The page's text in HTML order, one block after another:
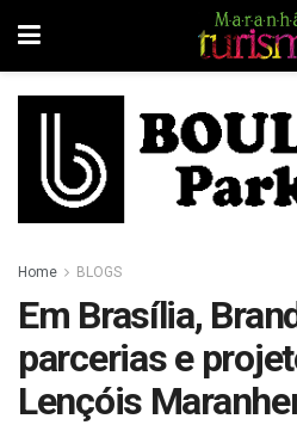
Home BLOGS
Em Brasília,
parcerias e
Lençóis